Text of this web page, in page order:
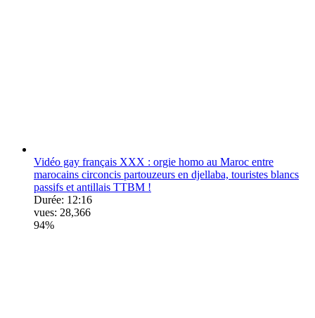
Vidéo gay français XXX : orgie homo au Maroc entre
marocains circoncis partouzeurs en djellaba, touristes blancs
passifs et antillais TTBM !
Durée: 12:16
vues: 28,366
94%